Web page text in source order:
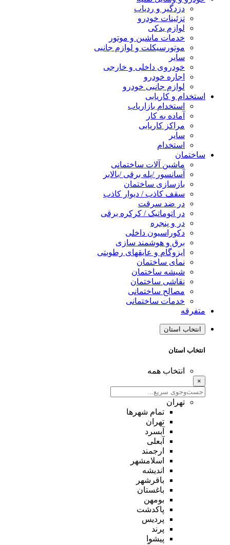
دزدگیر و ردیاب
تزئینات خودرو
لوازم یدکی
خدمات ماشین و موتور
موتورسیکلت و لوازم جانبی
سایر
خودروی داخلی و خارجی
اجاره خودرو
لوازم جانبی خودرو
استخدام و کاریابی
استخدام بازاریاب
آماده به کار
مراکز کاریابی
سایر
استخدام
ساختمان
ماشین آلات ساختمانی
آسانسور /پله برقی /بالابر
بازسازی ساختمان
سقف کاذب / دیوار کاذب
در ضد سرقت
در اتوماتیک / کرکره برقی
در و پنجره
دکوراسیون داخلی
برق و هوشمند سازی
ایزوگام و عایقهای رطوبتی
نمای ساختمان
شیشه ساختمان
نقاشی ساختمان
مصالح ساختمانی
خدمات ساختمانی
متفرقه
انتخاب استان
انتخاب استان
انتخاب همه
×
تهران
تمام شهر‌ها
تهران
آبسرد
آبعلی
ارجمند
اسلامشهر
اندیشه
باقرشهر
باغستان
بومهن
پاکدشت
پردیس
پرند
پیشوا